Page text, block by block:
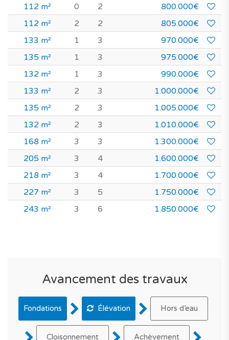
112 m²
0 2
800.000€
112 m²
2 2
805.000€
133 m²
1 3
970.000€
135 m²
1 3
975.000€
132 m²
1 3
990.000€
133 m²
2 3
1.000.000€
135 m²
2 3
1.005.000€
132 m²
2 3
1.010.000€
168 m²
3 3
1.300.000€
205 m²
3 4
1.600.000€
218 m²
3 4
1.700.000€
227 m²
3 5
1.750.000€
243 m²
3 6 1.850.000€
Avancement des travaux
Fondations Élévation Hors d’eau
Cloisonnement Achèvement